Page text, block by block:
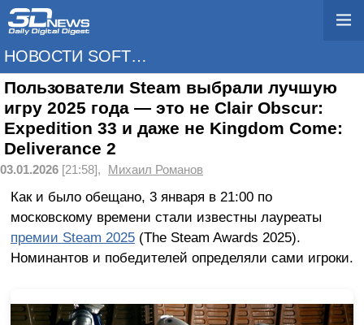
НОВОСТИ SOFTWARE
Пользователи Steam выбрали лучшую
игру 2025 года — это не Clair Obscur:
Expedition 33 и даже не Kingdom Come:
Deliverance 2
03.01.2026 [21:58], Михаил Романов
Как и было обещано, 3 января в 21:00 по
московскому времени стали известны лауреаты
премии Steam 2025(The Steam Awards 2025).
Номинантов и победителей определяли сами игроки.